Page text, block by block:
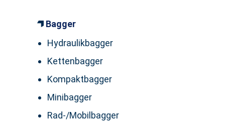
Bagger
Hydraulikbagger
Kettenbagger
Kompaktbagger
Minibagger
Rad-/Mobilbagger